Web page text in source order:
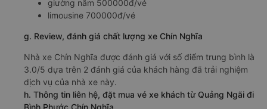
giường nằm 500000đ/vé
limousine 700000đ/vé
g. Review, đánh giá chất lượng xe Chín Nghĩa
Nhà xe Chín Nghĩa được đánh giá với số điểm trung bình là
3.0/5 dựa trên 2 đánh giá của khách hàng đã trải nghiệm
dịch vụ của nhà xe này.
h. Thông tin liên hệ, đặt mua vé xe khách từ Quảng Ngãi đi
Bình Phước Chín Nghĩa